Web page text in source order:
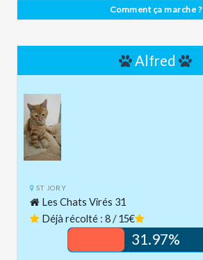
Comment ça marche ?
Alfred
ST JORY
Les Chats Virés 31
Déjà récolté : 8 / 15€
31.97%